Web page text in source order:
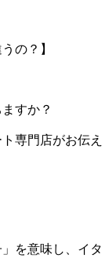
の？】
すか？
専門店がお伝え
を意味し、イタ